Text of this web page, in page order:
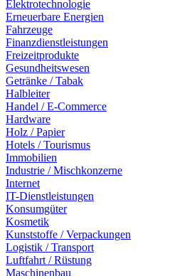
Elektrotechnologie
Erneuerbare Energien
Fahrzeuge
Finanzdienstleistungen
Freizeitprodukte
Gesundheitswesen
Getränke / Tabak
Halbleiter
Handel / E-Commerce
Hardware
Holz / Papier
Hotels / Tourismus
Immobilien
Industrie / Mischkonzerne
Internet
IT-Dienstleistungen
Konsumgüter
Kosmetik
Kunststoffe / Verpackungen
Logistik / Transport
Luftfahrt / Rüstung
Maschinenbau